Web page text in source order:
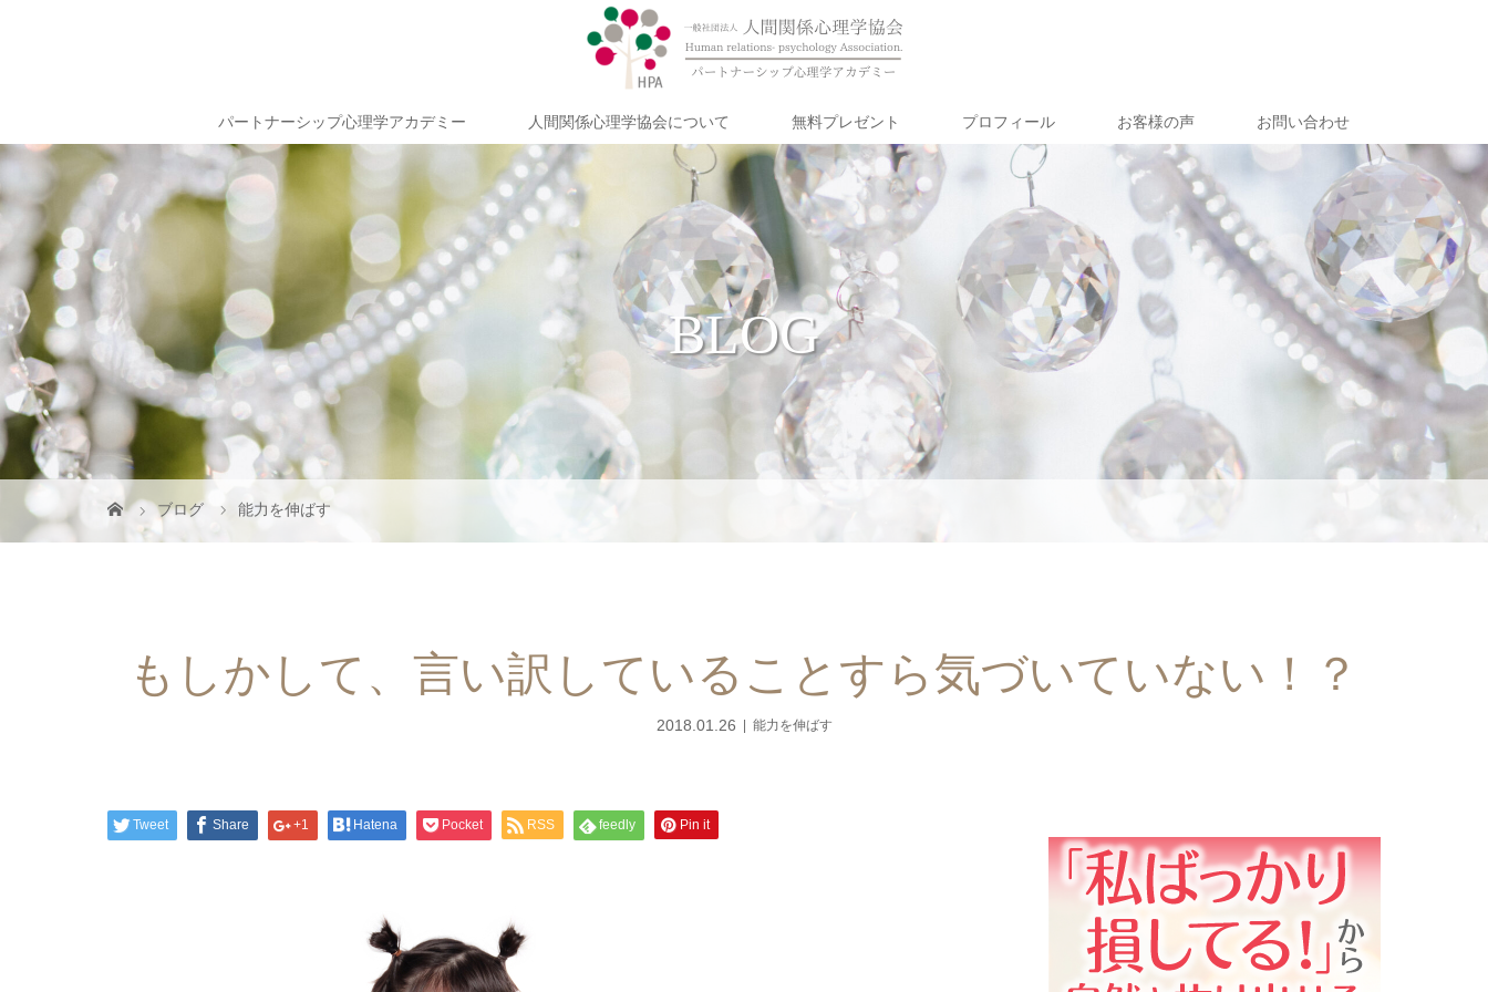
パートナーシップ心理学アカデミー 人間関係心理学協会について 無料プレゼント プロフィール お客様の声 お問い合わせ
BLOG
ブログ 能力を伸ばす
もしかして、言い訳していることすら気づいていない！？
2018.01.26 能力を伸ばす
Tweet Share +1 Hatena Pocket RSS feedly Pin it